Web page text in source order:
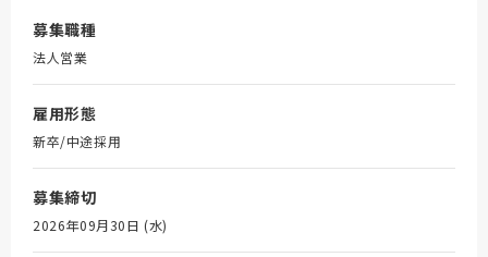
募集職種
法人営業
雇用形態
新卒/中途採用
募集締切
2026年09月30日 (水)